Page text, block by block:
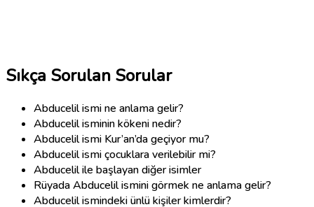
Sıkça Sorulan Sorular
Abducelil ismi ne anlama gelir?
Abducelil isminin kökeni nedir?
Abducelil ismi Kur’an’da geçiyor mu?
Abducelil ismi çocuklara verilebilir mi?
Abducelil ile başlayan diğer isimler
Rüyada Abducelil ismini görmek ne anlama gelir?
Abducelil ismindeki ünlü kişiler kimlerdir?